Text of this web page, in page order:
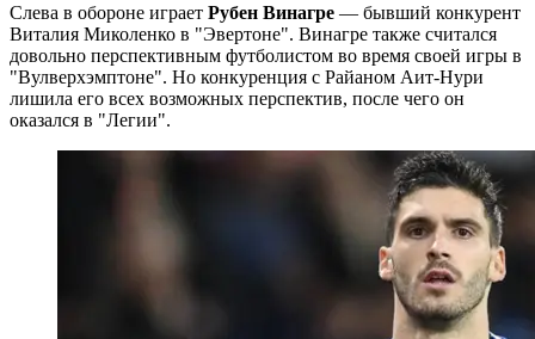
Слева в обороне играет Рубен Винагре — бывший конкурент
Виталия Миколенко в "Эвертоне". Винагре также считался
довольно перспективным футболистом во время своей игры в
"Вулверхэмптоне". Но конкуренция с Райаном Аит-Нури
лишила его всех возможных перспектив, после чего он
оказался в "Легии".